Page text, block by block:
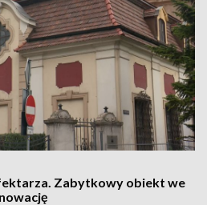
Zabytkowy obiekt we